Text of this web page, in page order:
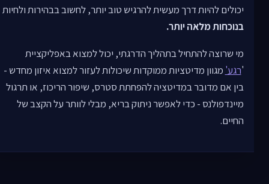
יכולים להיות דרך מעשית להרגיש טוב יותר, לחשוב בבהירות ולחיות
בנוכחות מלאה יותר.
מי שרוצה להתחיל בתהליך הדרגתי, יכול למצוא באפליקציית
'רגע' מגוון מדיטציות ממוקדות שיכולות לעזור למצוא איזון מחדש -
בין אם מדובר במדיטציה להפחתת סטרס, שיפור הריכוז, או תרגול
מיינדפולנס - כדי לאפשר ניתוק בריא, מבלי לוותר על הקצב של
החיים.